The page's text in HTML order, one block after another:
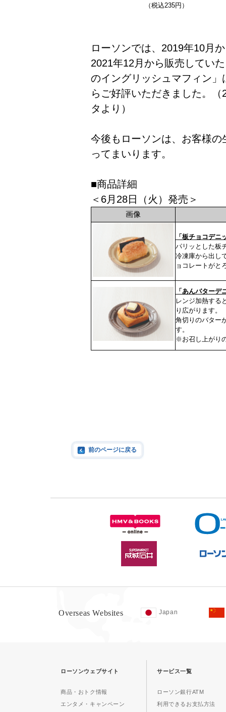
（税込235円）
ローソンでは、2019年10月
2021年12月から販売してい
のイングリッシュマフィン
らご好評いただきました。
タより）
今後もローソンは、お客様
ってまいります。
■商品詳細
＜6月28日（火）発売＞
画像
「板チョコデニ
パリッとした板
冷凍庫から出し
ョコレートがと
「あんバターデ
レンジ加熱する
り広がります。
角切りのバター
す。
※お召し上がり
前のページに戻る
Overseas Websites Japan
ローソンウェブサイト
商品・おトク情報
エンタメ・キャンペーン
サービス一覧
ローソン銀行ATM
利用できるお支払方法